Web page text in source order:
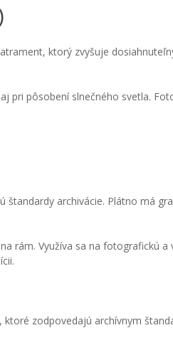
ktorý zvyšuje
pri pôsobení slnečného svetla.
archivácie. Plátno má
rám. Využíva sa na fotografickú a
zodpovedajú archívnym